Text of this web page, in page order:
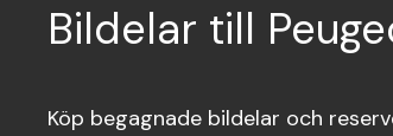
Bildelar till
Köp begagnade bildelar och